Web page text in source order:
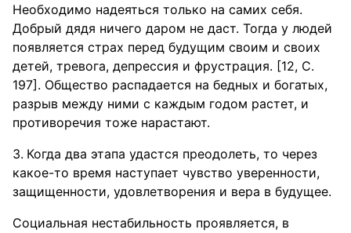
Необходимо надеяться только на самих себя.
Добрый дядя ничего даром не даст. Тогда у людей
появляется страх перед будущим своим и своих
детей, тревога, депрессия и фрустрация. [12, С.
197]. Общество распадается на бедных и богатых,
разрыв между ними с каждым годом растет, и
противоречия тоже нарастают.
Когда два этапа удастся преодолеть, то через
какое-то время наступает чувство уверенности,
защищенности, удовлетворения и вера в будущее.
Социальная нестабильность проявляется, в